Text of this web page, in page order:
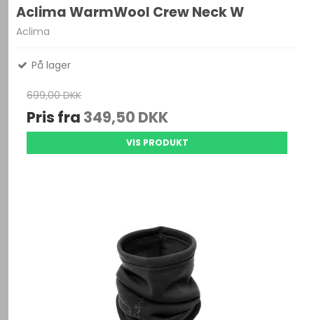
Aclima WarmWool Crew Neck W
Aclima
På lager
699,00 DKK
Pris fra 349,50 DKK
VIS PRODUKT